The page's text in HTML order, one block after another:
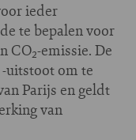
ieder
te bepalen voor
CO₂-emissie. De
uitstoot om te
Parijs en geldt
van